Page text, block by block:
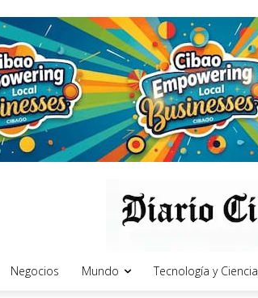
Negocios Mundo Tecnología y Ciencia